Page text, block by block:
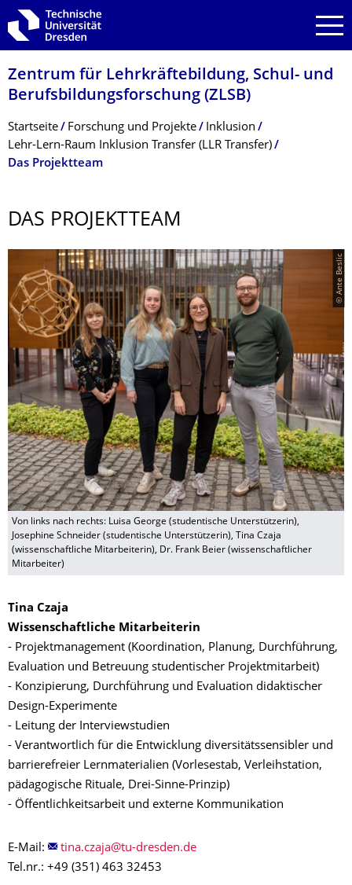
Zur Hauptnavigation springen
Zur Suche springen
Zum Inhalt springen
Zentrum für Lehrkräftebildung, Schul- und
Berufsbildungsfor­schung (ZLSB)
Breadcrumb-Menü
Startseite Forschung und Projekte
Inklusion
Lehr-Lern-Raum Inklusion Transfer (LLR Transfer)
Das Projektteam
DAS PROJEKTTEAM
© Ante Beslic
Von links nach rechts: Luisa George (studentische Unterstützerin),
Josephine Schneider (studentische Unterstützerin), Tina Czaja
(wissenschaftliche Mitarbeiterin), Dr. Frank Beier (wissenschaftlicher
Mitarbeiter)
Tina Czaja
Wissenschaftliche Mitarbeiterin
- Projektmanagement (Koordination, Planung, Durchführung,
Evaluation und Betreuung studentischer Projektmitarbeit)
- Konzipierung, Durchführung und Evaluation didaktischer
Design-Experimente
- Leitung der Interviewstudien
- Verantwortlich für die Entwicklung diversitätssensibler und
barrierefreier Lernmaterialien (Vorlesestab, Verleihstation,
pädagogische Rituale, Drei-Sinne-Prinzip)
- Öffentlichkeitsarbeit und externe Kommunikation
E-Mail:
Tel.nr.: +49 (351) 463 32453